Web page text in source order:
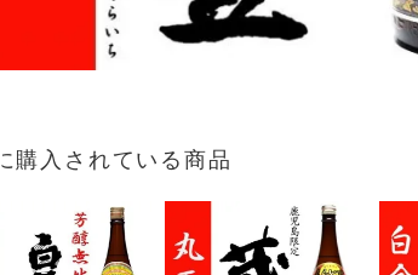
購入されている商品